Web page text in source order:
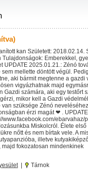
kan Született:
Emberekkel,
UPDATE 2025.01.21.: Zénó
mellette döntött végül.
aki bármit megtenne a
vigyázhatnak majd
Gazdi számára, aki egy testőrt
mikor kell a Gazdi
szüksége Zénó
érzi magát ❤ .
www.facebook.com/
Miskolcról. Élete
nőtt és nem bírtak vele. A
illetve
fokozatosan mindenkinek
| Tárnok